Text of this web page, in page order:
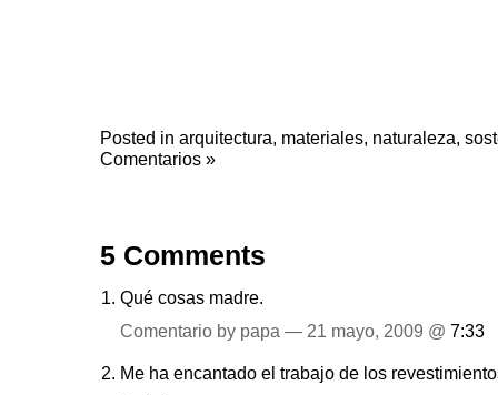
Posted in arquitectura, materiales, naturaleza,
Comentarios »
5 Comments
Qué cosas madre.
Comentario by papa — 21 mayo, 2009 @ 7:33
Me ha encantado el trabajo de los